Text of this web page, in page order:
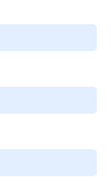
一手に引き受けて
クに提供。
と医療現場の効率
薬品を取り扱い、
向上に貢献しま